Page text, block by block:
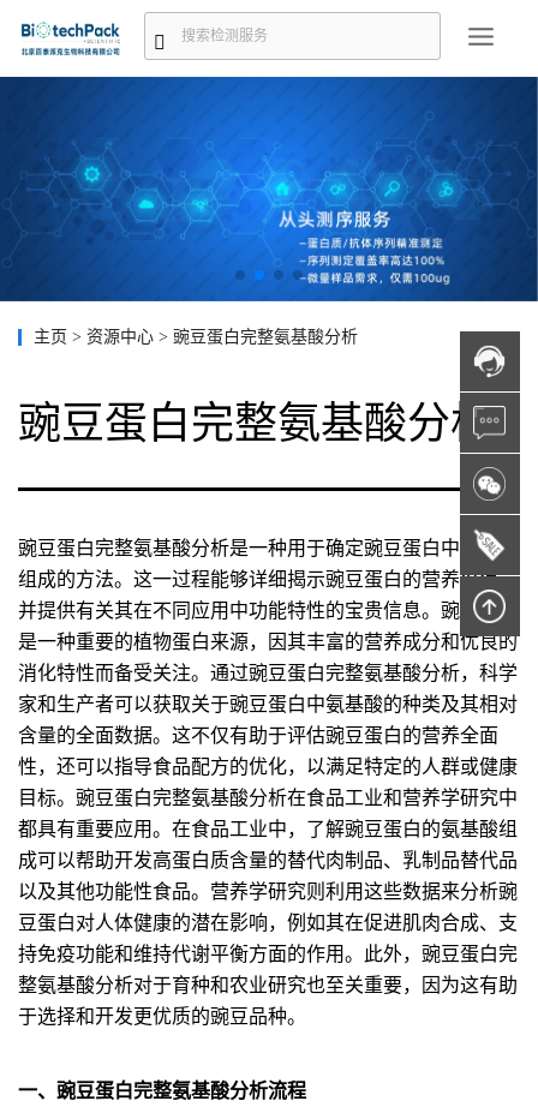
主页 > 资源中心 > 豌豆蛋白完整氨基酸分析
豌豆蛋白完整氨基酸分析
豌豆蛋白完整氨基酸分析是一种用于确定豌豆蛋白中氨基酸
组成的方法。这一过程能够详细揭示豌豆蛋白的营养价值，
并提供有关其在不同应用中功能特性的宝贵信息。豌豆蛋白
是一种重要的植物蛋白来源，因其丰富的营养成分和优良的
消化特性而备受关注。通过豌豆蛋白完整氨基酸分析，科学
家和生产者可以获取关于豌豆蛋白中氨基酸的种类及其相对
含量的全面数据。这不仅有助于评估豌豆蛋白的营养全面
性，还可以指导食品配方的优化，以满足特定的人群或健康
目标。豌豆蛋白完整氨基酸分析在食品工业和营养学研究中
都具有重要应用。在食品工业中，了解豌豆蛋白的氨基酸组
成可以帮助开发高蛋白质含量的替代肉制品、乳制品替代品
以及其他功能性食品。营养学研究则利用这些数据来分析豌
豆蛋白对人体健康的潜在影响，例如其在促进肌肉合成、支
持免疫功能和维持代谢平衡方面的作用。此外，豌豆蛋白完
整氨基酸分析对于育种和农业研究也至关重要，因为这有助
于选择和开发更优质的豌豆品种。
一、豌豆蛋白完整氨基酸分析流程